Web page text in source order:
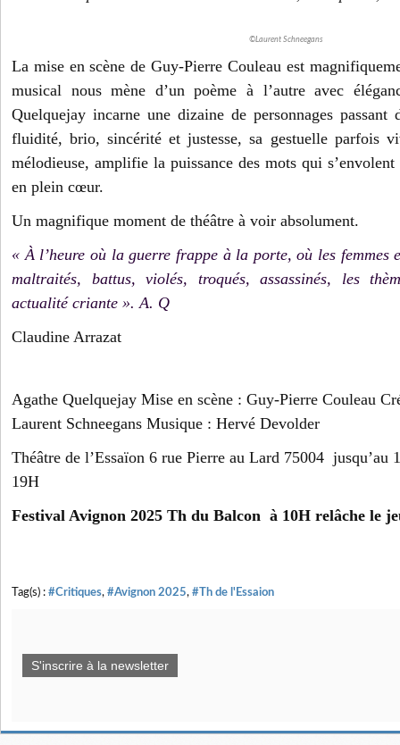
©Laurent Schneegans
La mise en scène de Guy-Pierre Couleau est
musical nous mène d’un poème à l’autre avec
Quelquejay incarne une dizaine de personnages passant
fluidité, brio, sincérité et justesse, sa gestuelle parfois
mélodieuse, amplifie la puissance des mots qui
en plein cœur.
Un magnifique moment de théâtre à voir absolument.
« À l’heure où la guerre frappe à la porte, où les femmes
maltraités, battus, violés, troqués, assassinés, les
actualité criante ». A. Q
Claudine Arrazat
Agathe Quelquejay Mise en scène : Guy-Pierre Couleau
Laurent Schneegans Musique : Hervé Devolder
Théâtre de l’Essaïon 6 rue Pierre au Lard 75004
19H
Festival Avignon 2025 Th du Balcon à 10H relâche le
Tag(s) : #Critiques, #Avignon 2025, #Th de l'Essaion
S'inscrire à la newsletter